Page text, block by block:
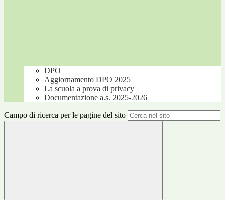
DPO
Aggiornamento DPO 2025
La scuola a prova di privacy
Documentazione a.s. 2025-2026
Campo di ricerca per le pagine del sito